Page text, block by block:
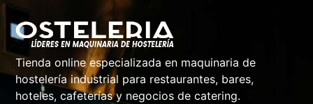
Tienda online especializada en maquinaria de
hostelería industrial para restaurantes, bares,
hoteles, cafeterías y negocios de catering.